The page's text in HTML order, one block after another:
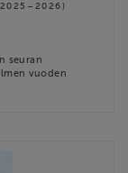
seuran
vuoden